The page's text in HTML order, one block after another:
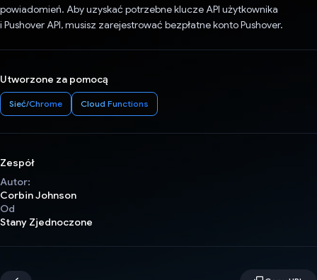
powiadomień. Aby uzyskać potrzebne klucze API użytkownika
i Pushover API, musisz zarejestrować bezpłatne konto Pushover.
Utworzone za pomocą
Sieć/Chrome Cloud Functions
Zespół
Autor:
Corbin Johnson
Od
Stany Zjednoczone